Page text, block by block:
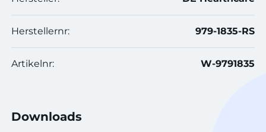
Herstellernr: 979-1835-RS
Artikelnr: W-9791835
Downloads